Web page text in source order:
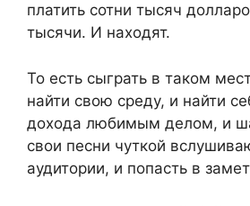
платить сотни тысяч
тысячи. И находят.
То есть сыграть в таком
найти свою среду, и найти
дохода любимым делом, и
свои песни чуткой
аудитории, и попасть в